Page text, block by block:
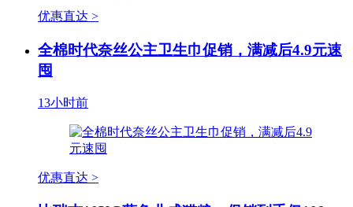
优惠直达 >
全棉时代奈丝公主卫生巾促销，满减后4.9元速
囤
13小时前
优惠直达 >